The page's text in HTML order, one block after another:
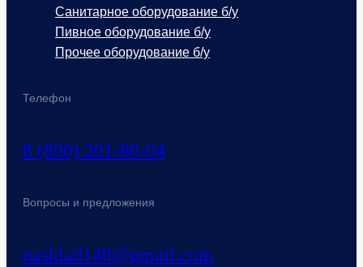
Телефон
8 (800) 201-80-04
Вопросы и предложения
nasklad140@gmail.com
Санитарное оборудование б/у
Пивное оборудование б/у
Прочее оборудование б/у